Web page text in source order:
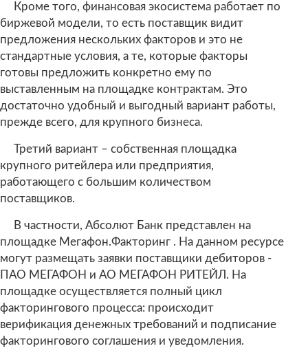
Кроме того, финансовая экосистема работает по
биржевой модели, то есть поставщик видит
предложения нескольких факторов и это не
стандартные условия, а те, которые факторы
готовы предложить конкретно ему по
выставленным на площадке контрактам. Это
достаточно удобный и выгодный вариант работы,
прежде всего, для крупного бизнеса.
Третий вариант – собственная площадка
крупного ритейлера или предприятия,
работающего с большим количеством
поставщиков.
В частности, Абсолют Банк представлен на
площадке Мегафон.Факторинг . На данном ресурсе
могут размещать заявки поставщики дебиторов -
ПАО МЕГАФОН и АО МЕГАФОН РИТЕЙЛ. На
площадке осуществляется полный цикл
факторингового процесса: происходит
верификация денежных требований и подписание
факторингового соглашения и уведомления.